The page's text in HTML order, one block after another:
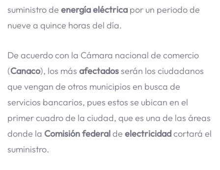
suministro de energíaeléctrica por un periodo de
nueve a quince horas del día.
De acuerdo con la Cámara nacional de comercio
(Canaco), los más afectadosserán los ciudadanos
que vengan de otros municipios en busca de
servicios bancarios, pues estos se ubican en el
primer cuadro de la ciudad, que es una de las áreas
donde la Comisiónfederalde electricidadcortará el
suministro.